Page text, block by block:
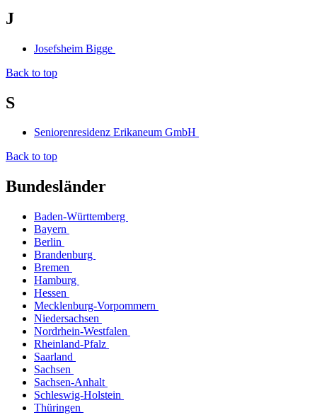
J
Josefsheim Bigge
Back to top
S
Seniorenresidenz Erikaneum GmbH
Back to top
Bundesländer
Baden-Württemberg
Bayern
Berlin
Brandenburg
Bremen
Hamburg
Hessen
Mecklenburg-Vorpommern
Niedersachsen
Nordrhein-Westfalen
Rheinland-Pfalz
Saarland
Sachsen
Sachsen-Anhalt
Schleswig-Holstein
Thüringen